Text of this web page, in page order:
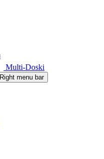
Multi-Doski
Right menu bar